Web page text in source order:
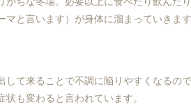
と言います）が身体に溜まっていきま
して来ることで不調に陥りやすくなるの
も変わると言われています。